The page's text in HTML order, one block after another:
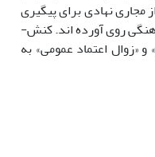
نهادی برای پیگیری
مطالبات ناامید بوده و به لحاظ سیاسی منزوی و با ناامیدی از صندوق رأی، به کنش­ های فرهنگی روی آورده ­اند. کنش­
«زوال اعتماد عمومی» به